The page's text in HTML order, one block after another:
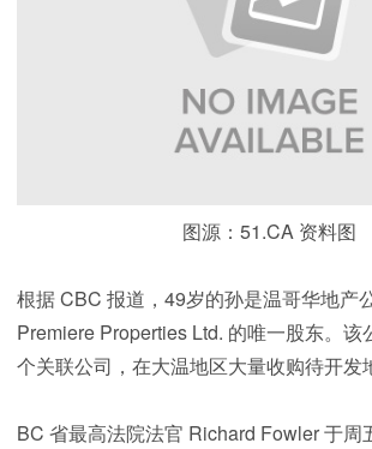
图源：51.CA 资料图
根据 CBC 报道，49岁的孙是温哥华地产
Premiere Properties Ltd. 的唯一股东。该
个关联公司，在大温地区大量收购待开发
BC 省最高法院法官 Richard Fowler 于周